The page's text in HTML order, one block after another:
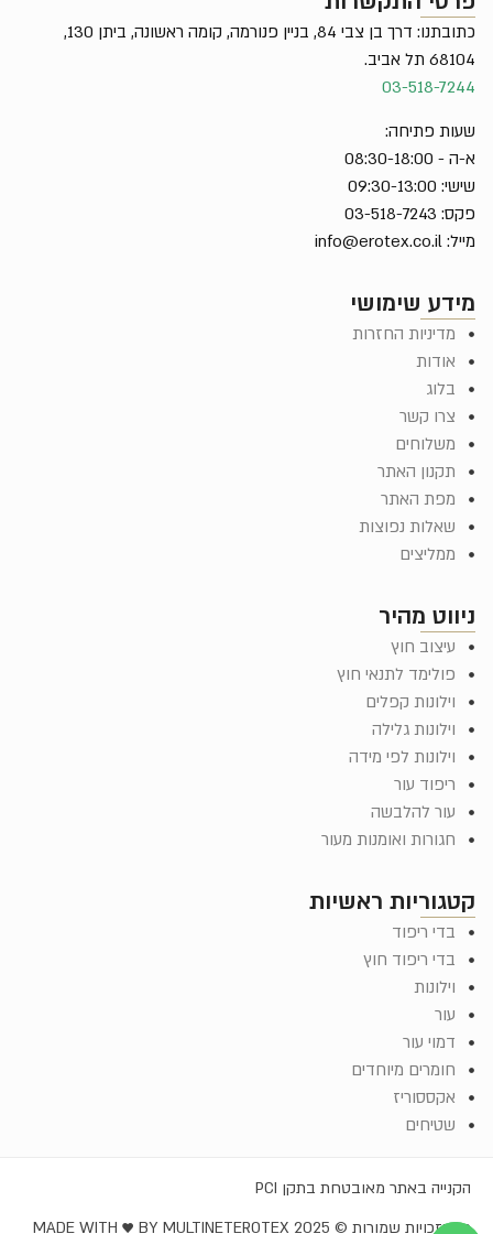
קטגוריות ראשיות
בדי ריפוד
בדי ריפוד חוץ
וילונות
עור
דמוי עור
חומרים מיוחדים
אקססוריז
שטיחים
ניווט מהיר
עיצוב חוץ
פולימד לתנאי חוץ
וילונות קפלים
וילונות גלילה
וילונות לפי מידה
ריפוד עור
עור להלבשה
חגורות ואומנות מעור
מידע שימושי
מדיניות החזרות
אודות
בלוג
צרו קשר
משלוחים
תקנון האתר
מפת האתר
שאלות נפוצות
ממליצים
כתובתנו: דרך בן צבי 84, בניין פנורמה, קומה ראשונה, ביתן 130,
68104 תל אביב.
03-518-7244
שעות פתיחה:
א-ה - 08:30-18:00
שישי: 09:30-13:00
פקס: 03-518-7243
מייל: info@erotex.co.il
הקנייה באתר מאובטחת בתקן PCI
כל הזכויות שמורות © EROTEX 2025
MADE WITH ♥️ BY MULTINET